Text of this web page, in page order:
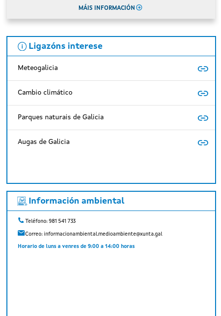
MÁIS INFORMACIÓN
Ligazóns interese
Meteogalicia
Cambio climático
Parques naturais de Galicia
Augas de Galicia
Información ambiental
Teléfono: 981 541 733
Correo:informacionambiental.medioambiente@xunta.gal
Horario de luns a venres de 9:00 a 14:00 horas